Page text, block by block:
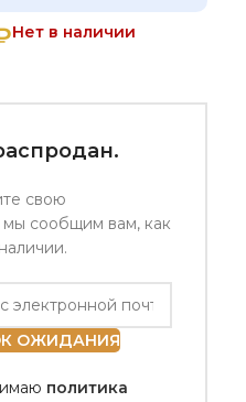
Нет в наличии
свою
мы сообщим вам, как
ОЖИДАНИЯ
политика